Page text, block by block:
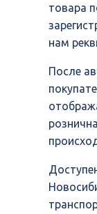
товара
нам
После